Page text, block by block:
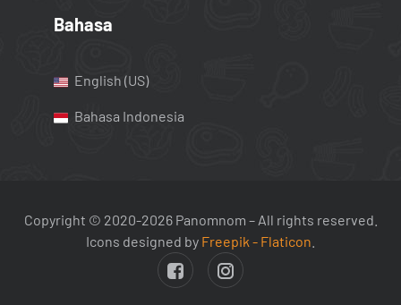
Bahasa
English (US)
Bahasa Indonesia
Copyright © 2020-2026 Panomnom – All rights reserved.
Icons designed by Freepik - Flaticon